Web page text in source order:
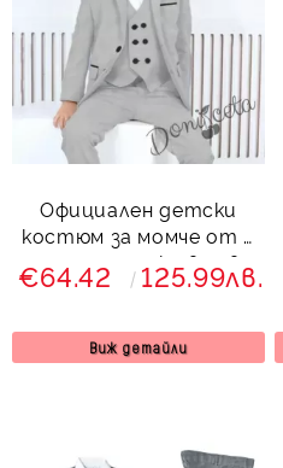
Официален детски
костюм за момче от 5
части със сако в сиво
с папийонка Сивина
€64.42 125.99лв.
Виж детайли